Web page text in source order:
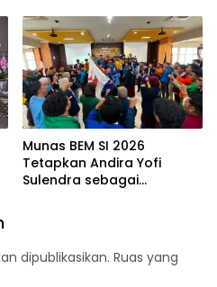
Indonesia Timur Ikut
Dirugikan
Munas BEM SI 2026
Tetapkan Andira Yofi
Sulendra sebagai
dipublikasikan. Ruas yang